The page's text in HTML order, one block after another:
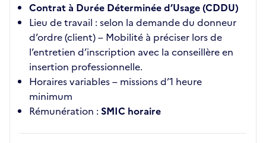
Contrat à Durée Déterminée d’Usage (CDDU)
Lieu de travail : selon la demande du donneur
d’ordre (client) – Mobilité à préciser lors de
l’entretien d’inscription avec la conseillère en
insertion professionnelle.
Horaires variables – missions d’1 heure
minimum
Rémunération : SMIC horaire